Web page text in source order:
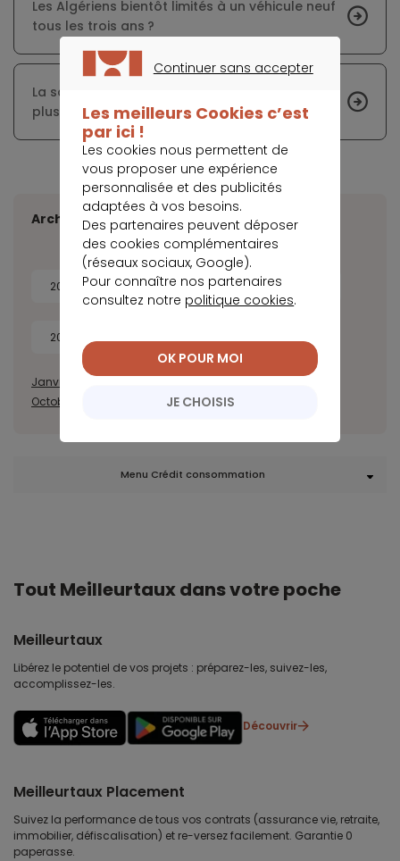
Les Algériens bientôt limités à un véhicule neuf
tous les trois ans ?
La salle de bain est la source du gaspillage de
plus de 7 600 litres d’eau par an
Archives
2026 2025 2024
2022
Janvier
Octobre
Décembre
Menu Crédit consommation
Tout Meilleurtaux dans votre poche
Meilleurtaux
Libérez le potentiel de vos projets : préparez-les, suivez-les,
accomplissez-les.
Découvrir
Meilleurtaux Placement
Suivez la performance de tous vos contrats (assurance vie, retraite,
immobilier, défiscalisation) et re-versez facilement. Garantie 0
paperasse.
Continuer sans accepter
Les meilleurs Cookies c’est
par ici !
Les cookies nous permettent de
vous proposer une expérience
personnalisée et des publicités
adaptées à vos besoins.
Des partenaires peuvent déposer
des cookies complémentaires
(réseaux sociaux, Google).
Pour connaître nos partenaires
consultez notre politique cookies.
JE CHOISIS
OK POUR MOI